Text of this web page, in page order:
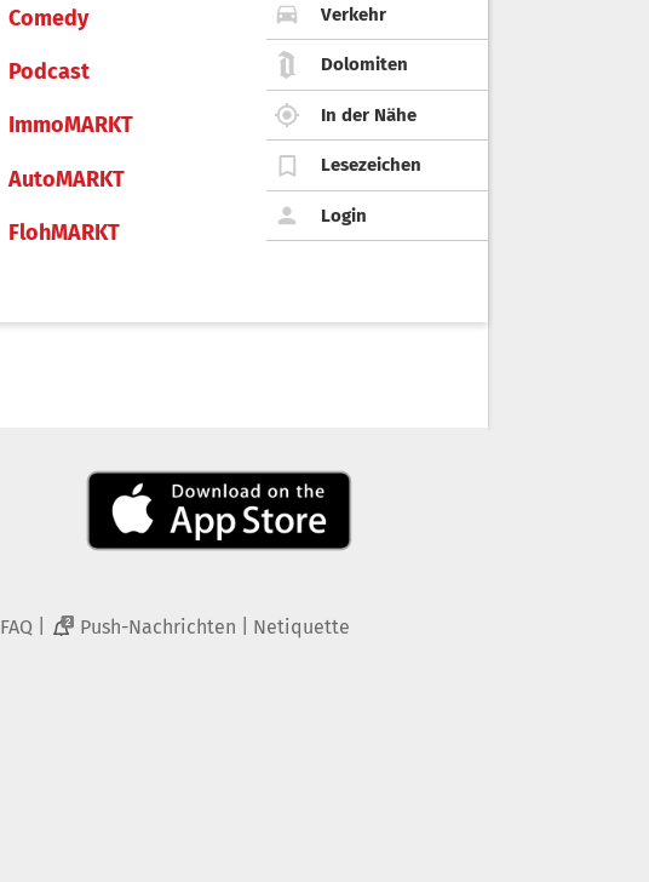
Comedy
Podcast
ImmoMARKT
AutoMARKT
FlohMARKT
Verkehr
Dolomiten
In der Nähe
Lesezeichen
Login
FAQ 2 Push-Nachrichten Netiquette